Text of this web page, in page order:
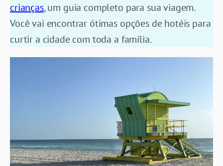
crianças, um guia completo para sua viagem.
Você vai encontrar ótimas opções de hotéis para
curtir a cidade com toda a família.